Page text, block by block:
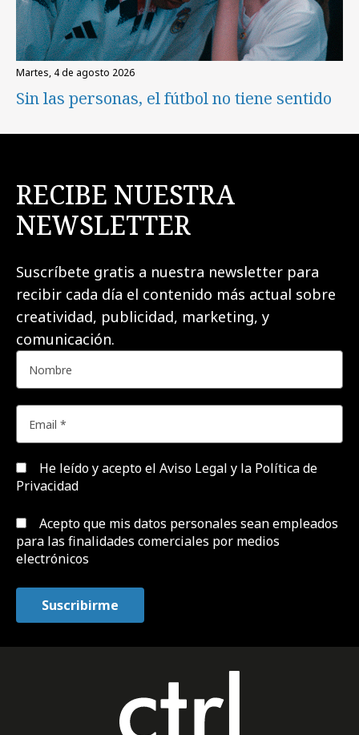
martes, 4 de agosto 2026
Sin las personas, el fútbol no tiene sentido
RECIBE NUESTRA
NEWSLETTER
Suscríbete gratis a nuestra newsletter para
recibir cada día el contenido más actual sobre
creatividad, publicidad, marketing, y
comunicación.
He leído y acepto el Aviso Legal y la Política de
Privacidad
Acepto que mis datos personales sean empleados
para las finalidades comerciales por medios
electrónicos